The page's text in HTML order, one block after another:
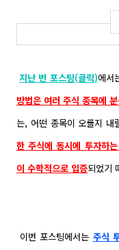
지난 번 포스팅(클릭)에서
방법은 여러 주식 종목에
는, 어떤 종목이 오를지 내
한 주식에 동시에 투자하
이 수학적으로 입증되었기
이번 포스팅에서는 주식